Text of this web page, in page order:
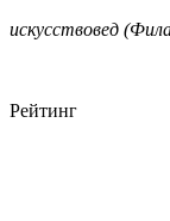
искусствовед
Рейтинг